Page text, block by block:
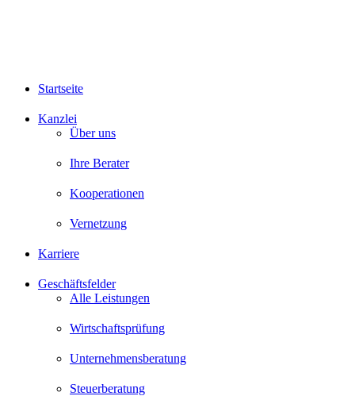
Startseite
Kanzlei
Über uns
Ihre Berater
Kooperationen
Vernetzung
Karriere
Geschäftsfelder
Alle Leistungen
Wirtschaftsprüfung
Unternehmensberatung
Steuerberatung